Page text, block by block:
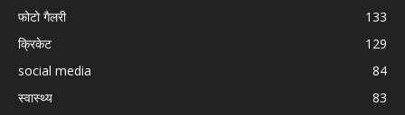
फोटो गैलरी
133
क्रिकेट
129
social media
84
स्वास्थ्य
83